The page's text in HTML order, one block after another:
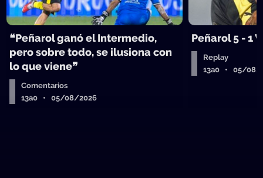
❝Peñarol ganó el Intermedio,
pero sobre todo, se ilusiona con
lo que viene❞
Comentarios
13a0 • 05/08/2026
Peñarol 5 - 1
Replay
13a0 • 05/08/